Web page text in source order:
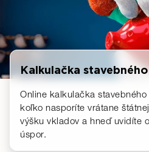
Kalkulačka
Online kalkulačka
koľko nasporíte vrátane
výšku vkladov a hneď uvidíte
úspor.